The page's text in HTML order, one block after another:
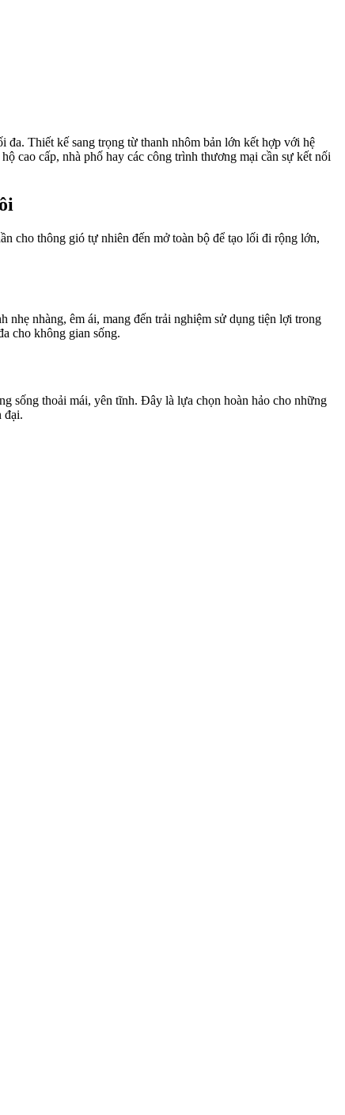
Thiết kế sang trọng từ thanh nhôm bản lớn kết hợp với hệ
cao cấp, nhà phố hay các công trình thương mại cần sự kết nối
cho thông gió tự nhiên đến mở toàn bộ để tạo lối đi rộng lớn,
nhẹ nhàng, êm ái, mang đến trải nghiệm sử dụng tiện lợi trong
cho không gian sống.
sống thoải mái, yên tĩnh. Đây là lựa chọn hoàn hảo cho những
đại.